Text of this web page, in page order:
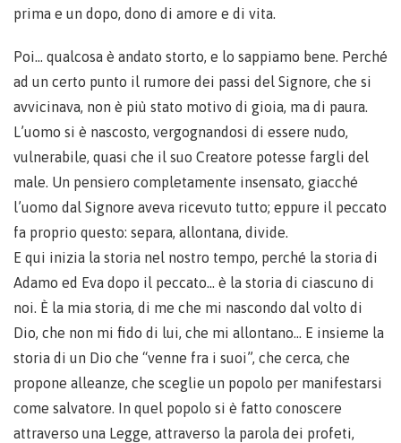
prima e un dopo, dono di amore e di vita.
Poi… qualcosa è andato storto, e lo sappiamo bene. Perché
ad un certo punto il rumore dei passi del Signore, che si
avvicinava, non è più stato motivo di gioia, ma di paura.
L’uomo si è nascosto, vergognandosi di essere nudo,
vulnerabile, quasi che il suo Creatore potesse fargli del
male. Un pensiero completamente insensato, giacché
l’uomo dal Signore aveva ricevuto tutto; eppure il peccato
fa proprio questo: separa, allontana, divide.
E qui inizia la storia nel nostro tempo, perché la storia di
Adamo ed Eva dopo il peccato… è la storia di ciascuno di
noi. È la mia storia, di me che mi nascondo dal volto di
Dio, che non mi fido di lui, che mi allontano… E insieme la
storia di un Dio che “venne fra i suoi”, che cerca, che
propone alleanze, che sceglie un popolo per manifestarsi
come salvatore. In quel popolo si è fatto conoscere
attraverso una Legge, attraverso la parola dei profeti,